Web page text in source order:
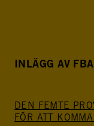
HEMSIDAN
FBA - BLOGGEN
INLÄGG AV
DEN FEMTE
FÖR ATT